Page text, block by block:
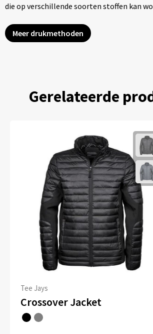
die op verschillende soorten stoffen kan
Meer drukmethoden
Gerelateerde
Tee Jays
Crossover Jacket